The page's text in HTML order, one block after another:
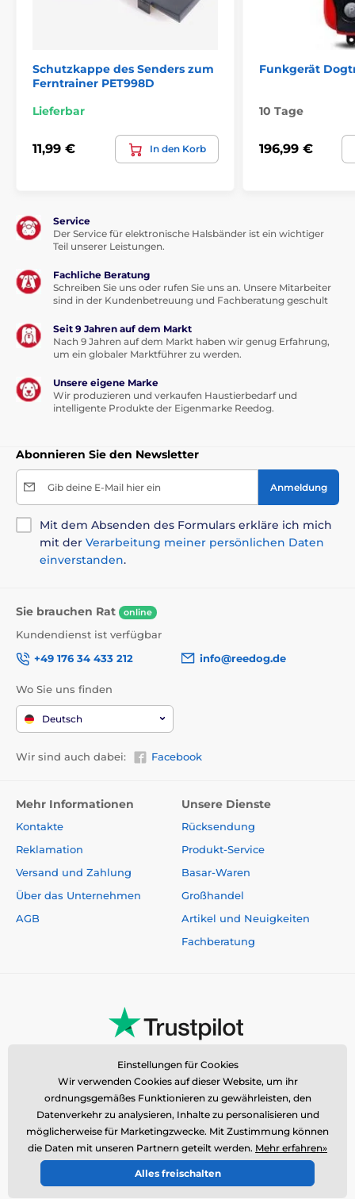
Schutzkappe des Senders zum
Ferntrainer PET998D
Lieferbar
11,99 € In den Korb
Funkgerät
10 Tage
196,99 €
Service
Der Service für elektronische Halsbänder ist ein wichtiger
Teil unserer Leistungen.
Fachliche Beratung
Schreiben Sie uns oder rufen Sie uns an. Unsere Mitarbeiter
sind in der Kundenbetreuung und Fachberatung geschult
Seit 9 Jahren auf dem Markt
Nach 9 Jahren auf dem Markt haben wir genug Erfahrung,
um ein globaler Marktführer zu werden.
Unsere eigene Marke
Wir produzieren und verkaufen Haustierbedarf und
intelligente Produkte der Eigenmarke Reedog.
Abonnieren Sie den Newsletter
Gib deine E-Mail hier ein Anmeldung
Mit dem Absenden des Formulars erkläre ich mich
mit der Verarbeitung meiner persönlichen Daten
einverstanden.
Sie brauchen Rat online
Kundendienst ist verfügbar
+49 176 34 433 212
info@reedog.de
Wo Sie uns finden
Deutsch
Wir sind auch dabei: Facebook
Mehr Informationen
Kontakte
Reklamation
Versand und Zahlung
Über das Unternehmen
AGB
Unsere Dienste
Rücksendung
Produkt-Service
Basar-Waren
Großhandel
Artikel und Neuigkeiten
Fachberatung
© 2026 www.reedog.de ⦁ E-Shop erstellt von
Einstellungen für Cookies
Wir verwenden Cookies auf dieser Website, um ihr
ordnungsgemäßes Funktionieren zu gewährleisten, den
Datenverkehr zu analysieren, Inhalte zu personalisieren und
möglicherweise für Marketingzwecke. Mit Zustimmung können
die Daten mit unseren Partnern geteilt werden. Mehr erfahren»
Alles freischalten